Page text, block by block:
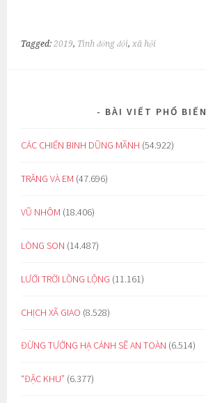
Tagged:2019, Tình đồng đội, xã hội
BÀI VIẾT PHỔ BIẾN
CÁC CHIẾN BINH DŨNG MÃNH (54.922)
TRĂNG VÀ EM (47.696)
VŨ NHÔM (18.406)
LÒNG SON (14.487)
LƯỚI TRỜI LỒNG LỘNG (11.161)
CHỊCH XÃ GIAO (8.528)
ĐỪNG TƯỞNG HẠ CÁNH SẼ AN TOÀN (6.514)
“ĐẶC KHU” (6.377)